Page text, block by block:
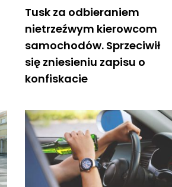
Tusk za odbieraniem
nietrzeźwym kierowcom
samochodów. Sprzeciwił
się zniesieniu zapisu o
konfiskacie